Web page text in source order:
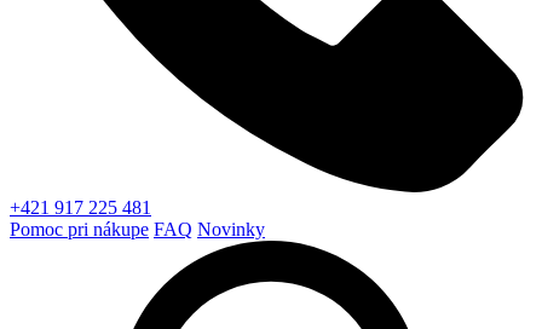
+421 917 225 481
Pomoc pri nákupe FAQ Novinky